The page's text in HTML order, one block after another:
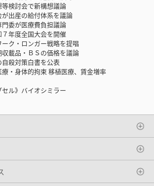
等検討会で新構想議論
が出産の給付体系を議論
門委が医療費負担議論
７年度全国大会を開催
ーク・ロンガー戦略を提唱
収載品・ＢＳの価格を議論
自殺対策白書を公表
療・身体的拘束 移植医療、賃金増率
セル》バイオシミラー